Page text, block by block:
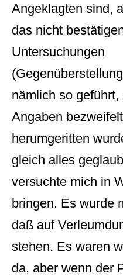
Angeklagten sind,
das nicht
Untersuchungen
nämlich so
Angaben
herumgeritten
gleich alles
versuchte mich in
bringen. Es wurde
daß auf
stehen. Es waren
da, aber wenn der